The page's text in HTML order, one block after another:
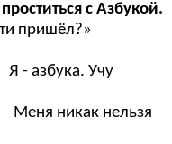
с Азбукой.
пришёл?»
- азбука. Учу
никак нельзя